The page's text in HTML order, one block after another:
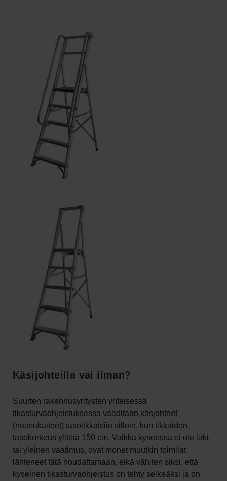
Käsijohteilla vai ilman?
Suurten rakennusyritysten yhteisessä
tikasturvaohjeistuksessa vaaditaan käsjohteet
(nousukaiteet) tasotikkaisiin silloin, kun tikkaiden
tasokorkeus ylittää 150 cm. Vaikka kyseessä ei ole laki,
tai yleinen vaatimus, ovat monet muutkin toimijat
lähteneet tätä noudattamaan, eikä vähiten siksi, että
kyseinen tikasturvaohjeistus on tehty selkeäksi ja on